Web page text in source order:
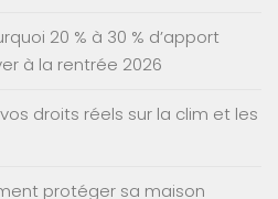
20 % à 30 % d’apport
à la rentrée 2026
droits réels sur la clim et les
protéger sa maison